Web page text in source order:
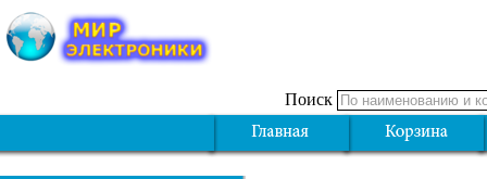
Поиск